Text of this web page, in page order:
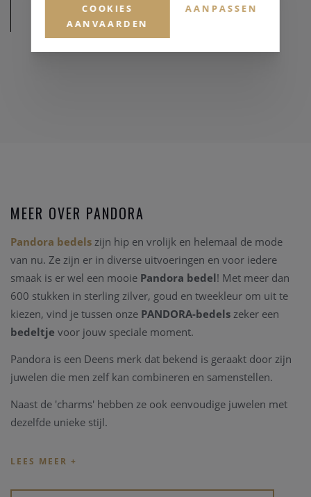
AFMETINGEN
MEER OVER PANDORA
Pandora bedels zijn hip en vrolijk en helemaal de mode
van nu. Ze zijn er in diverse uitvoeringen en voor iedere
smaak is er wel een mooie Pandora bedel! Met meer dan
600 stukken in sterling zilver, goud en tweekleur om uit te
kiezen, vind je tussen onze PANDORA-bedels zeker een
bedeltje voor jouw speciale moment.
Pandora is een Deens merk dat bekend is geraakt door zijn
juwelen die men zelf kan combineren en samenstellen.
Naast de 'charms' hebben ze ook eenvoudige juwelen met
dezelfde unieke stijl.
collectie zonder rekening te houden met de bestaande
COOKIES
AANVAARDEN
AANPASSEN